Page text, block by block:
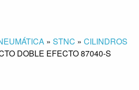
» STNC » CILINDROS
DOBLE EFECTO 87040-S